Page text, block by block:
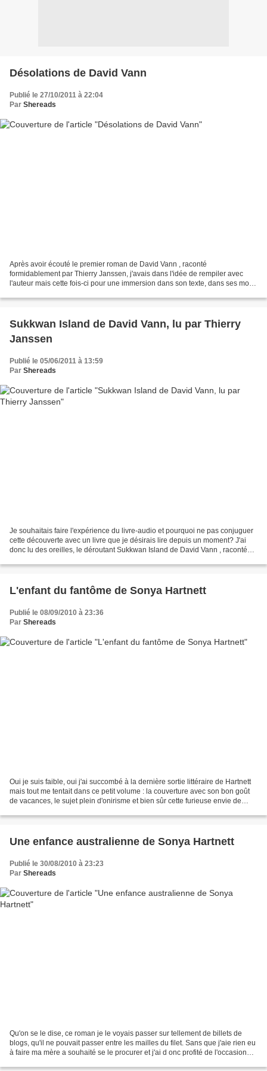
Désolations de David Vann
Publié le 27/10/2011 à 22:04
Par Shereads
Après avoir écouté le premier roman de David Vann , raconté
formidablement par Thierry Janssen, j'avais dans l'idée de rempiler avec
l'auteur mais cette fois-ci pour une immersion dans son texte, dans ses mots
Sukkwan Island de David Vann, lu par Thierry
Janssen
Publié le 05/06/2011 à 13:59
Par Shereads
Je souhaitais faire l'expérience du livre-audio et pourquoi ne pas conjuguer
cette découverte avec un livre que je désirais lire depuis un moment? J'ai
donc lu des oreilles, le déroutant Sukkwan Island de David Vann , raconté
L'enfant du fantôme de Sonya Hartnett
Publié le 08/09/2010 à 23:36
Par Shereads
Oui je suis faible, oui j'ai succombé à la dernière sortie littéraire de Hartnett
mais tout me tentait dans ce petit volume : la couverture avec son bon goût
de vacances, le sujet plein d'onirisme et bien sûr cette furieuse envie de
Une enfance australienne de Sonya Hartnett
Publié le 30/08/2010 à 23:23
Par Shereads
Qu'on se le dise, ce roman je le voyais passer sur tellement de billets de
blogs, qu'il ne pouvait passer entre les mailles du filet. Sans que j'aie rien eu
à faire ma mère a souhaité se le procurer et j'ai d onc profité de l'occasion